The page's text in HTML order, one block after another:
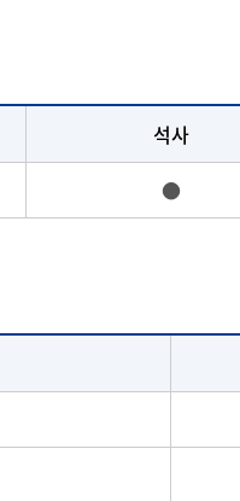
석사
●